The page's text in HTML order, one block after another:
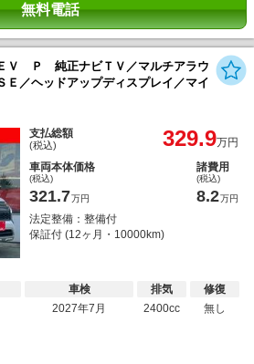
無料電話
Ｖ Ｐ 純正ナビＴＶ／マルチアラウ
Ｅ／ヘッドアップディスプレイ／マイ
支払総額
(税込) 329.9万円
車両本体価格
(税込)
321.7万円
諸費用
(税込)
8.2万円
法定整備：整備付
保証付 (12ヶ月・10000km)
車検
2027年7月
排気
2400cc
修復
無し